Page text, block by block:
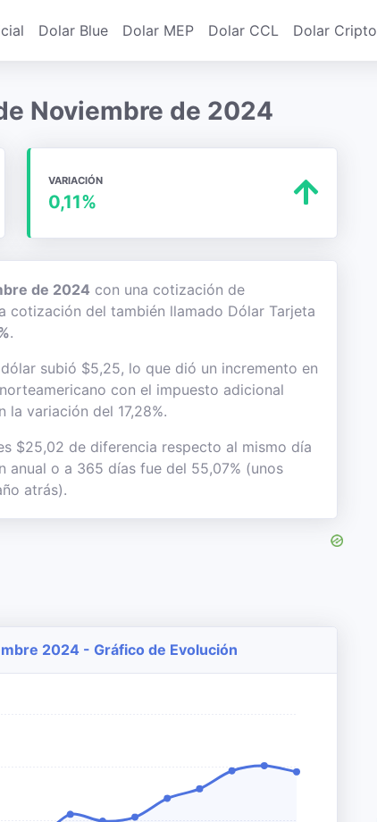
Dolar Blue Dolar MEP Dolar CCL Dolar Cripto
Noviembre de 2024
VARIACIÓN
0,11%
de 2024 con una cotización de
cotización del también llamado Dólar Tarjeta
.
subió $5,25, lo que dió un incremento en
con el impuesto adicional
variación del 17,28%.
$25,02 de diferencia respecto al mismo día
anual o a 365 días fue del 55,07% (unos
atrás).
2024 - Gráfico de Evolución